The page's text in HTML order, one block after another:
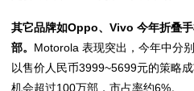
其它品牌如Oppo、Vivo 今年折叠
部。 Motorola 表现突出，今年中分
以售价人民币3999~5699元的策略
机会超过100万部，市占率约6%。